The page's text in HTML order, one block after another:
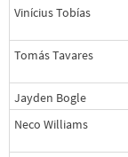
Vinícius Tobías
Tomás Tavares
Jayden Bogle
Neco Williams